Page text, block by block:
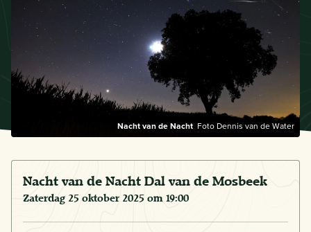
Nacht van de Nacht Foto Dennis van de Water
Nacht van de Nacht Dal van de Mosbeek
zaterdag 25 oktober 2025 om 19:00